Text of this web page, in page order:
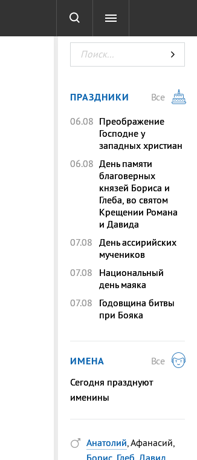
ТЕСТЫ
ПРАЗДНИКИ
Все
06.08 Преображение
Господне у
западных христиан
06.08 День памяти
благоверных
князей Бориса и
Глеба, во святом
Крещении Романа
и Давида
07.08 День ассирийских
мучеников
07.08
Национальный
день маяка
07.08
Годовщина битвы
при Бояка
ИМЕНА
Все
Сегодня празднуют
именины
Анатолий, Афанасий,
Борис, Глеб, Давид,